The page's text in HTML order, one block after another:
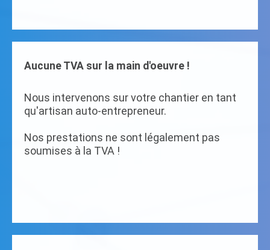
Aucune TVA sur la main d'oeuvre !
Nous intervenons sur votre chantier en tant
qu'artisan auto-entrepreneur.
Nos prestations ne sont légalement pas
soumises à la TVA !